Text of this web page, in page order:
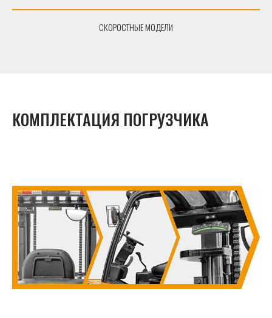
СКОРОСТНЫЕ МОДЕЛИ
КОМПЛЕКТАЦИЯ ПОГРУЗЧИКА